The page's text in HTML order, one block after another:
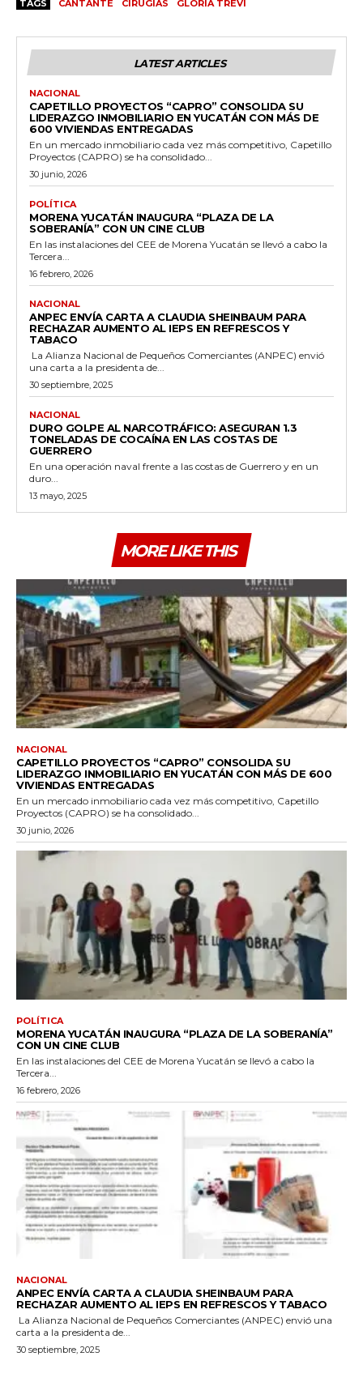
TAGS CANTANTE CIRUGÍAS GLORIA TREVI
LATEST ARTICLES
NACIONAL
CAPETILLO PROYECTOS “CAPRO” CONSOLIDA SU
LIDERAZGO INMOBILIARIO EN YUCATÁN CON MÁS DE
600 VIVIENDAS ENTREGADAS
En un mercado inmobiliario cada vez más competitivo, Capetillo
Proyectos (CAPRO) se ha consolidado...
30 junio, 2026
POLÍTICA
MORENA YUCATÁN INAUGURA “PLAZA DE LA
SOBERANÍA” CON UN CINE CLUB
En las instalaciones del CEE de Morena Yucatán se llevó a cabo la
Tercera...
16 febrero, 2026
NACIONAL
ANPEC ENVÍA CARTA A CLAUDIA SHEINBAUM PARA
RECHAZAR AUMENTO AL IEPS EN REFRESCOS Y
TABACO
La Alianza Nacional de Pequeños Comerciantes (ANPEC) envió
una carta a la presidenta de...
30 septiembre, 2025
NACIONAL
DURO GOLPE AL NARCOTRÁFICO: ASEGURAN 1.3
TONELADAS DE COCAÍNA EN LAS COSTAS DE
GUERRERO
En una operación naval frente a las costas de Guerrero y en un
duro...
13 mayo, 2025
MORE LIKE THIS
NACIONAL
CAPETILLO PROYECTOS “CAPRO” CONSOLIDA SU
LIDERAZGO INMOBILIARIO EN YUCATÁN CON MÁS DE 600
VIVIENDAS ENTREGADAS
En un mercado inmobiliario cada vez más competitivo, Capetillo
Proyectos (CAPRO) se ha consolidado...
30 junio, 2026
POLÍTICA
MORENA YUCATÁN INAUGURA “PLAZA DE LA SOBERANÍA”
CON UN CINE CLUB
En las instalaciones del CEE de Morena Yucatán se llevó a cabo la
Tercera...
16 febrero, 2026
NACIONAL
ANPEC ENVÍA CARTA A CLAUDIA SHEINBAUM PARA
RECHAZAR AUMENTO AL IEPS EN REFRESCOS Y TABACO
La Alianza Nacional de Pequeños Comerciantes (ANPEC) envió una
carta a la presidenta de...
30 septiembre, 2025